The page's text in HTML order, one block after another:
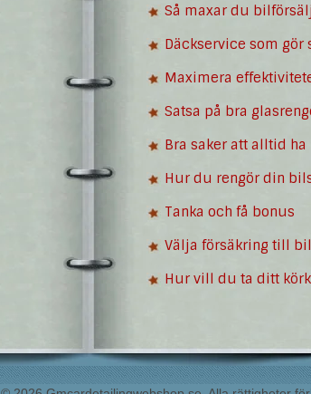
Så maxar du
Däckservice som
Maximera
Satsa på bra
Bra saker att alltid
Hur du rengör din
Tanka och få bonus
Välja försäkring till
Hur vill du ta ditt